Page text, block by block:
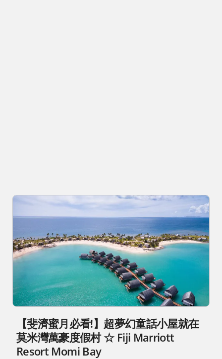
【斐濟蜜月必看!】超夢幻童話小屋就在
莫米灣萬豪度假村 ☆ Fiji Marriott
Resort Momi Bay